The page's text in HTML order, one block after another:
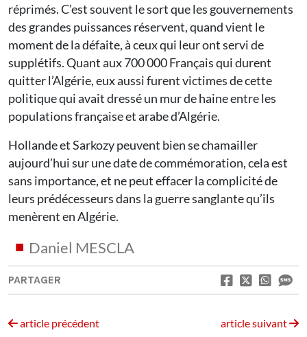
réprimés. C’est souvent le sort que les gouvernements
des grandes puissances réservent, quand vient le
moment de la défaite, à ceux qui leur ont servi de
supplétifs. Quant aux 700 000 Français qui durent
quitter l’Algérie, eux aussi furent victimes de cette
politique qui avait dressé un mur de haine entre les
populations française et arabe d’Algérie.
Hollande et Sarkozy peuvent bien se chamailler
aujourd’hui sur une date de commémoration, cela est
sans importance, et ne peut effacer la complicité de
leurs prédécesseurs dans la guerre sanglante qu’ils
menèrent en Algérie.
Daniel MESCLA
PARTAGER
article précédent article suivant